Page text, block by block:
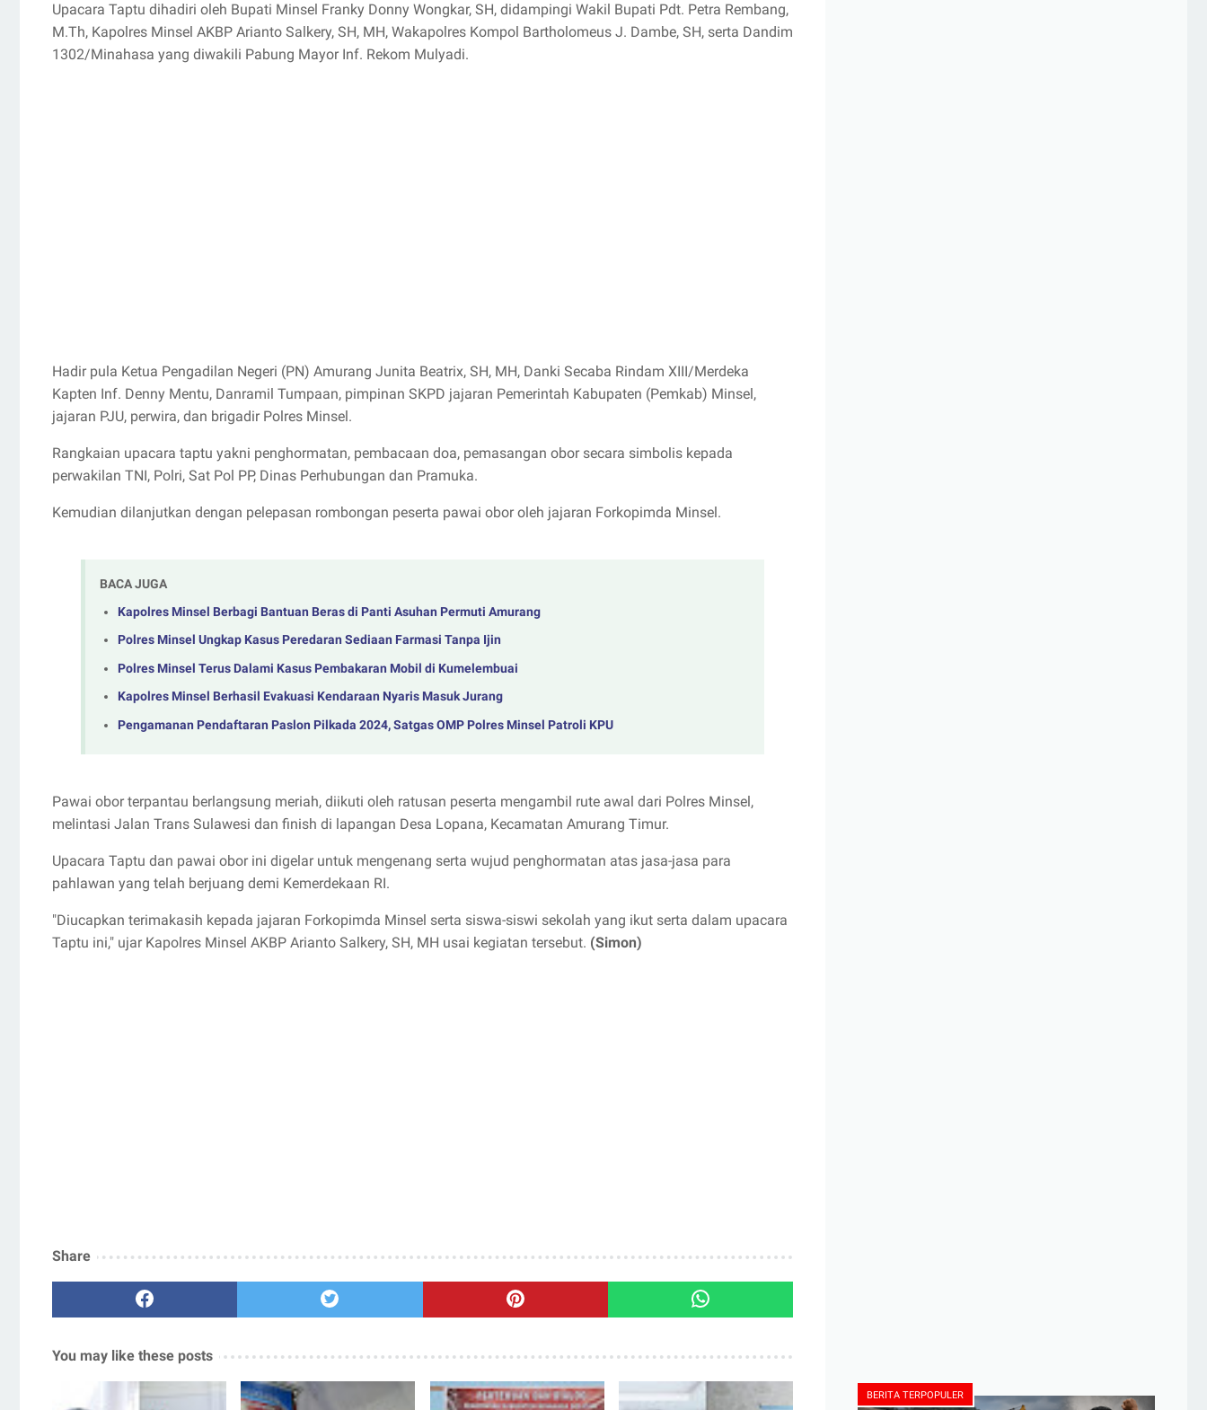
Upacara Taptu dihadiri oleh Bupati Minsel Franky Donny Wongkar, SH, didampingi Wakil Bupati Pdt. Petra Rembang,
M.Th, Kapolres Minsel AKBP Arianto Salkery, SH, MH, Wakapolres Kompol Bartholomeus J. Dambe, SH, serta Dandim
1302/Minahasa yang diwakili Pabung Mayor Inf. Rekom Mulyadi.
Hadir pula Ketua Pengadilan Negeri (PN) Amurang Junita Beatrix, SH, MH, Danki Secaba Rindam XIII/Merdeka
Kapten Inf. Denny Mentu, Danramil Tumpaan, pimpinan SKPD jajaran Pemerintah Kabupaten (Pemkab) Minsel,
jajaran PJU, perwira, dan brigadir Polres Minsel.
Rangkaian upacara taptu yakni penghormatan, pembacaan doa, pemasangan obor secara simbolis kepada
perwakilan TNI, Polri, Sat Pol PP, Dinas Perhubungan dan Pramuka.
Kemudian dilanjutkan dengan pelepasan rombongan peserta pawai obor oleh jajaran Forkopimda Minsel.
BACA JUGA
Kapolres Minsel Berbagi Bantuan Beras di Panti Asuhan Permuti Amurang
Polres Minsel Ungkap Kasus Peredaran Sediaan Farmasi Tanpa Ijin
Polres Minsel Terus Dalami Kasus Pembakaran Mobil di Kumelembuai
Kapolres Minsel Berhasil Evakuasi Kendaraan Nyaris Masuk Jurang
Pengamanan Pendaftaran Paslon Pilkada 2024, Satgas OMP Polres Minsel Patroli KPU
Pawai obor terpantau berlangsung meriah, diikuti oleh ratusan peserta mengambil rute awal dari Polres Minsel,
melintasi Jalan Trans Sulawesi dan finish di lapangan Desa Lopana, Kecamatan Amurang Timur.
Upacara Taptu dan pawai obor ini digelar untuk mengenang serta wujud penghormatan atas jasa-jasa para
pahlawan yang telah berjuang demi Kemerdekaan RI.
"Diucapkan terimakasih kepada jajaran Forkopimda Minsel serta siswa-siswi sekolah yang ikut serta dalam upacara
Taptu ini," ujar Kapolres Minsel AKBP Arianto Salkery, SH, MH usai kegiatan tersebut. (Simon)
Share
You may like these posts
BERITA TERPOPULER